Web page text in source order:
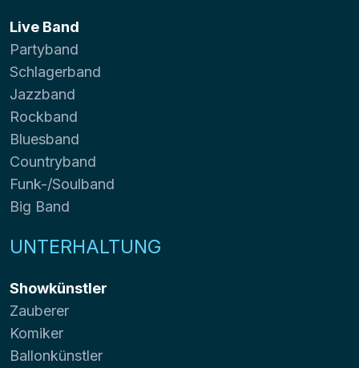
Live Band
Partyband
Schlagerband
Jazzband
Rockband
Bluesband
Countryband
Funk-/Soulband
Big Band
UNTERHALTUNG
Showkünstler
Zauberer
Komiker
Ballonkünstler